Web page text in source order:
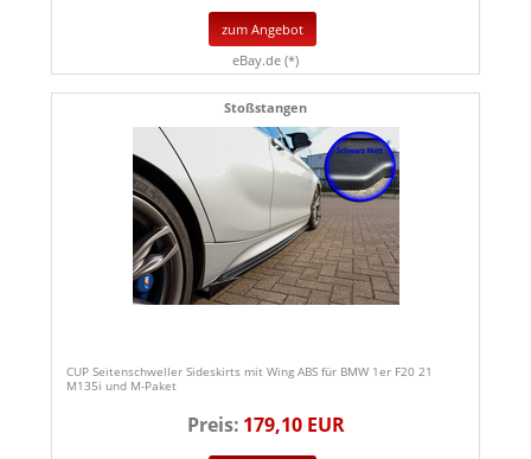
zum Angebot
eBay.de (*)
Stoßstangen
CUP Seitenschweller Sideskirts mit Wing ABS für BMW 1er F20 21
M135i und M-Paket
Preis: 179,10 EUR